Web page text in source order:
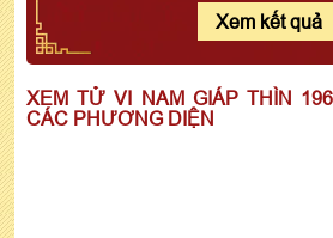
Xem kết quả
XEM TỬ VI NAM GIÁP THÌN
CÁC PHƯƠNG DIỆN